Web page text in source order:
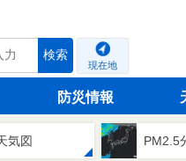
検索
現在地
防災情報
気図 PM2.5